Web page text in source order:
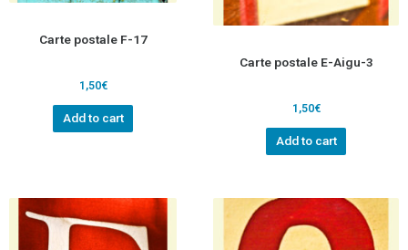
Carte postale F-17
1,50€
Add to cart
Carte postale E-Aigu-3
1,50€
Add to cart